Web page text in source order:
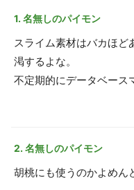
1. 名無しのパイモン
スライム素材はバカほど
渇するよな。
不定期的にデータベース
2. 名無しのパイモン
胡桃にも使うのかよめん